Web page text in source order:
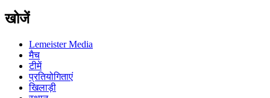
खोजें
Lemeister Media
मैच
टीमें
प्रतियोगिताएं
खिलाड़ी